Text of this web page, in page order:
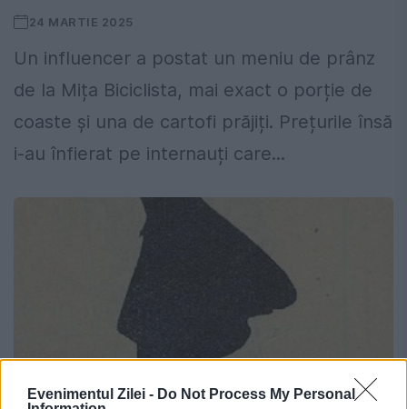
Evenimentul Zilei - Do Not Process My Personal
24 MARTIE 2025
Un influencer a postat un meniu de prânz
de la Mița Biciclista, mai exact o porție de
coaste și una de cartofi prăjiți. Prețurile însă
i-au înfierat pe internauți care...